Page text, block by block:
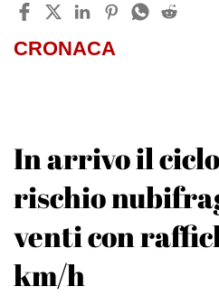
CRONACA
In arrivo il
rischio
venti con
km/h